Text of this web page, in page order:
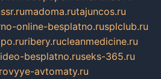
madoma.rutajuncos.ru
online-besplatno.rusplclub.ru
ribery.rucleanmedicine.ru
besplatno.ruseks-365.ru
avtomaty.ru